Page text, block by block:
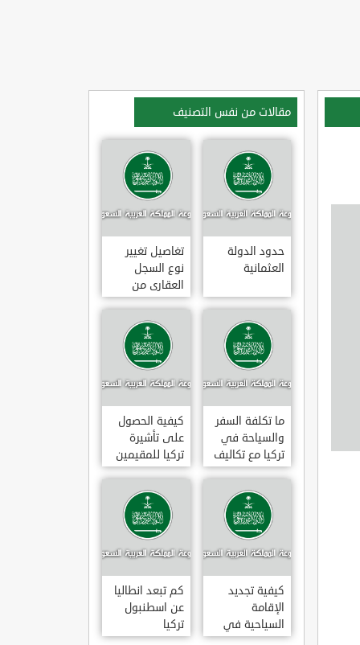
مقالات من نفس التصنيف
حدود الدولة
العثمانية
تغاصيل تغيير
نوع السجل
العقارى من
تجارى إلى
سكنى فى
تركيا
ما تكلفة السفر
والسياحة في
تركيا مع تكاليف
الاقامة
كيفية الحصول
على تأشيرة
تركيا للمقيمين
بالسعودية
2020
كيفية تجديد
الإقامة
السياحية في
تركيا وما
كم تبعد انطاليا
عن اسطنبول
تركيا